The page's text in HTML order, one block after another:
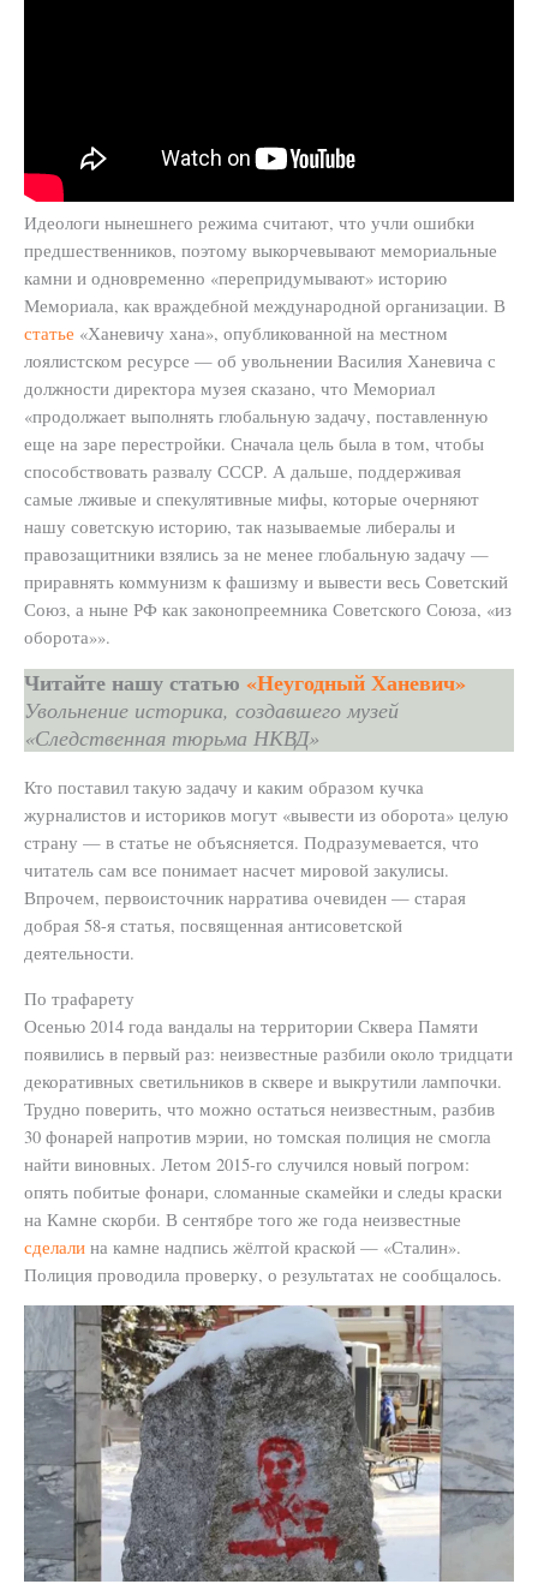
Идеологи нынешнего режима считают, что учли ошибки
предшественников, поэтому выкорчевывают мемориальные
камни и одновременно «перепридумывают» историю
Мемориала, как враждебной международной организации. В
статье «Ханевичу хана», опубликованной на местном
лоялистском ресурсе — об увольнении Василия Ханевича с
должности директора музея сказано, что Мемориал
«продолжает выполнять глобальную задачу, поставленную
еще на заре перестройки. Сначала цель была в том, чтобы
способствовать развалу СССР. А дальше, поддерживая
самые лживые и спекулятивные мифы, которые очерняют
нашу советскую историю, так называемые либералы и
правозащитники взялись за не менее глобальную задачу —
приравнять коммунизм к фашизму и вывести весь Советский
Союз, а ныне РФ как законопреемника Советского Союза, «из
оборота»».
Читайте нашу статью «Неугодный Ханевич»
Увольнение историка, создавшего музей
«Следственная тюрьма НКВД»
Кто поставил такую задачу и каким образом кучка
журналистов и историков могут «вывести из оборота» целую
страну — в статье не объясняется. Подразумевается, что
читатель сам все понимает насчет мировой закулисы.
Впрочем, первоисточник нарратива очевиден — старая
добрая 58-я статья, посвященная антисоветской
деятельности.
По трафарету
Осенью 2014 года вандалы на территории Сквера Памяти
появились в первый раз: неизвестные разбили около тридцати
декоративных светильников в сквере и выкрутили лампочки.
Трудно поверить, что можно остаться неизвестным, разбив
30 фонарей напротив мэрии, но томская полиция не смогла
найти виновных. Летом 2015-го случился новый погром:
опять побитые фонари, сломанные скамейки и следы краски
на Камне скорби. В сентябре того же года неизвестные
сделали на камне надпись жёлтой краской — «Сталин».
Полиция проводила проверку, о результатах не сообщалось.